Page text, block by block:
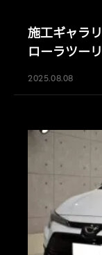
施工ギャラ
ローラツー
2025.08.08